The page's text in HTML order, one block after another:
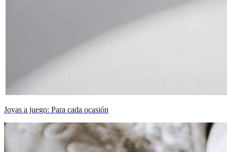
Joyas a juego: Para cada ocasión